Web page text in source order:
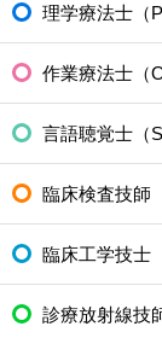
理学療法士（
作業療法士（
言語聴覚士（
臨床検査技師
臨床工学技士
診療放射線技